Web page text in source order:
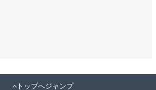
トップへジャンプ